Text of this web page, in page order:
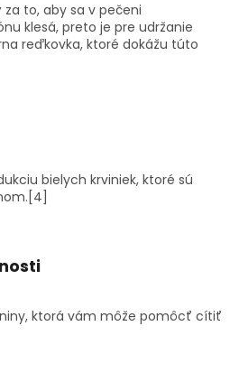
to, aby sa v pečeni
klesá, preto je pre udržanie
reďkovka, ktoré dokážu túto
bielych krviniek, ktoré sú
[4]
ktorá vám môže pomôcť cítiť